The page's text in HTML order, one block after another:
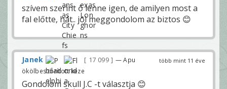
szívem szerint ő lenne igen, de amilyen most a
fal előtte, hát.. jól meggondolom az biztos 😊
több mint 11 éve
Janek 17 099
— Apu
ökölbeszorított keze
Gondolom skull J.C -t választja 😊